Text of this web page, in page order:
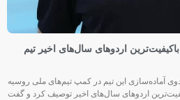
اردوهای سال‌های اخیر تیم
آماده‌سازی این تیم در کمپ تیم‌های ملی روسیه
اردوهای سال‌های اخیر توصیف کرد و گفت